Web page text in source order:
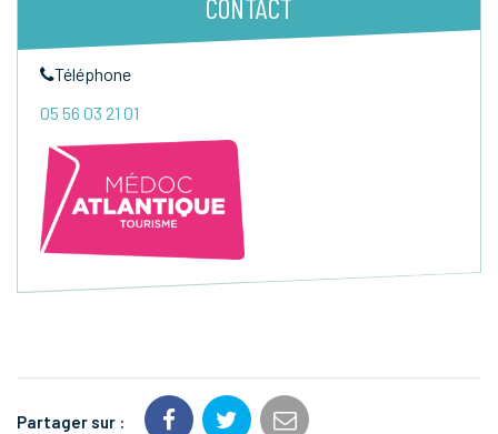
CONTACT
Téléphone
05 56 03 21 01
Partager sur :